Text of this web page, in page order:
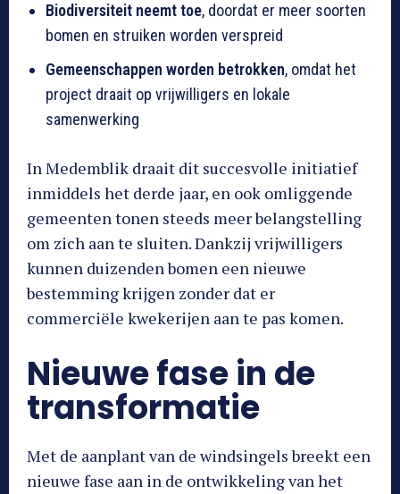
Biodiversiteit neemt toe, doordat er meer soorten
bomen en struiken worden verspreid
Gemeenschappen worden betrokken, omdat het
project draait op vrijwilligers en lokale
samenwerking
In Medemblik draait dit succesvolle initiatief
inmiddels het derde jaar, en ook omliggende
gemeenten tonen steeds meer belangstelling
om zich aan te sluiten. Dankzij vrijwilligers
kunnen duizenden bomen een nieuwe
bestemming krijgen zonder dat er
commerciële kwekerijen aan te pas komen.
Nieuwe fase in de
transformatie
Met de aanplant van de windsingels breekt een
nieuwe fase aan in de ontwikkeling van het